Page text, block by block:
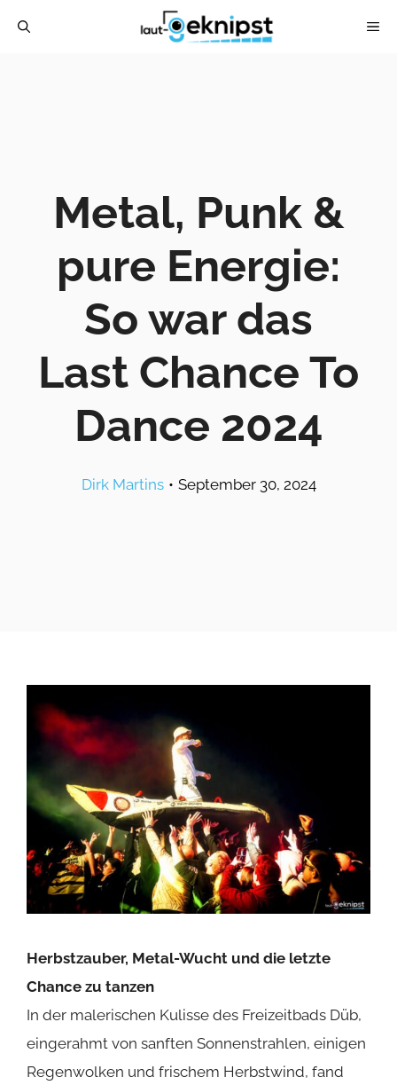
Metal, Punk &
pure Energie:
So war das
Last Chance To
Dance 2024
Dirk Martins • September 30, 2024
Herbstzauber, Metal-Wucht und die letzte
Chance zu tanzen
In der malerischen Kulisse des Freizeitbads Düb,
eingerahmt von sanften Sonnenstrahlen, einigen
Regenwolken und frischem Herbstwind, fand